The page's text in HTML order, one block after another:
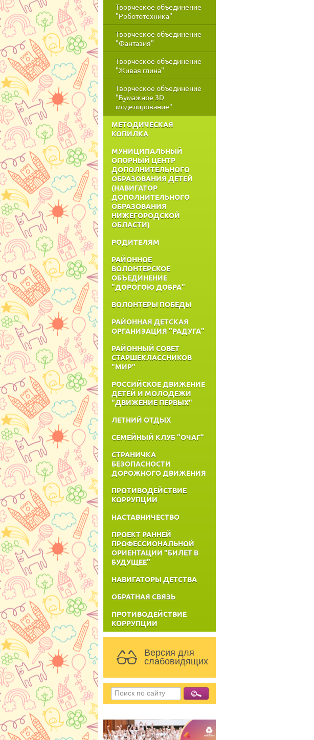
Творческое объединение
"Робототехника"
Творческое объединение
"Фантазия"
Творческое объединение
"Живая глина"
Творческое объединение
"Бумажное 3D
моделирование"
МЕТОДИЧЕСКАЯ
КОПИЛКА
МУНИЦИПАЛЬНЫЙ
ОПОРНЫЙ ЦЕНТР
ДОПОЛНИТЕЛЬНОГО
ОБРАЗОВАНИЯ ДЕТЕЙ
(НАВИГАТОР
ДОПОЛНИТЕЛЬНОГО
ОБРАЗОВАНИЯ
НИЖЕГОРОДСКОЙ
ОБЛАСТИ)
РОДИТЕЛЯМ
РАЙОННОЕ
ВОЛОНТЕРСКОЕ
ОБЪЕДИНЕНИЕ
"ДОРОГОЮ ДОБРА"
ВОЛОНТЕРЫ ПОБЕДЫ
РАЙОННАЯ ДЕТСКАЯ
ОРГАНИЗАЦИЯ "РАДУГА"
РАЙОННЫЙ СОВЕТ
СТАРШЕКЛАССНИКОВ
"МИР"
РОССИЙСКОЕ ДВИЖЕНИЕ
ДЕТЕЙ И МОЛОДЕЖИ
"ДВИЖЕНИЕ ПЕРВЫХ"
ЛЕТНИЙ ОТДЫХ
СЕМЕЙНЫЙ КЛУБ "ОЧАГ"
СТРАНИЧКА
БЕЗОПАСНОСТИ
ДОРОЖНОГО ДВИЖЕНИЯ
ПРОТИВОДЕЙСТВИЕ
КОРРУПЦИИ
НАСТАВНИЧЕСТВО
ПРОЕКТ РАННЕЙ
ПРОФЕССИОНАЛЬНОЙ
ОРИЕНТАЦИИ "БИЛЕТ В
БУДУЩЕЕ"
НАВИГАТОРЫ ДЕТСТВА
ОБРАТНАЯ СВЯЗЬ
ПРОТИВОДЕЙСТВИЕ
КОРРУПЦИИ
Версия для
слабовидящих